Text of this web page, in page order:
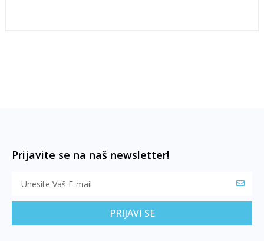
Prijavite se na naš newsletter!
PRIJAVI SE